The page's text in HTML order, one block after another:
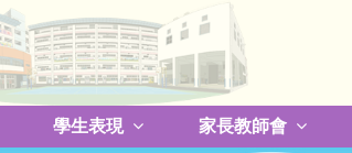
學生表現 家長教師會